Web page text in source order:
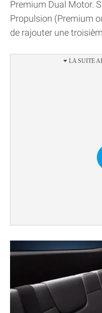
Premium Dual Motor.
Propulsion (Premium
de rajouter une